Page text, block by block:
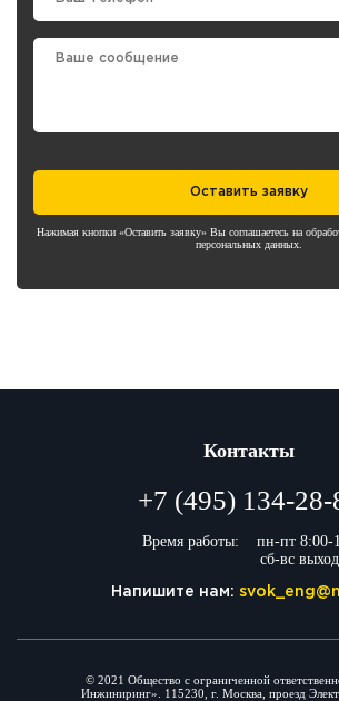
Нажимая кнопки «Оставить заявку» Вы соглашаетесь на
персональных данных.
Оставить заявку
Контакты
+7 (495) 134-28-
Время работы:
пн-пт 8:00-
сб-вс
Напишите нам:
© 2021 Общество с ограниченной
Инжиниринг». 115230, г. Москва, проезд